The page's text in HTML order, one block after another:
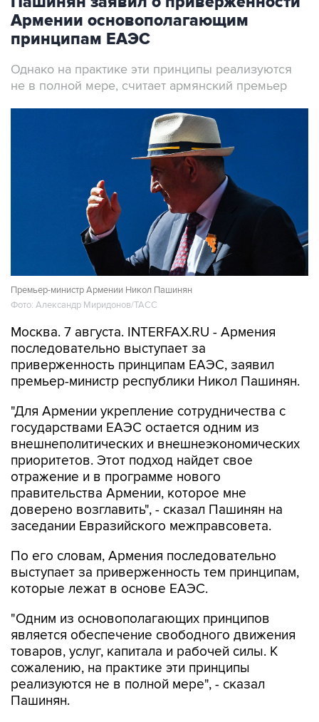
Армении основополагающим
принципам ЕАЭС
Однако на практике эти принципы реализуются
не в полной мере, считает армянский премьер
Премьер-министр Армении Никол Пашинян
Фото: Александр Миридонов/ТАСС
Москва. 7 августа. INTERFAX.RU - Армения
последовательно выступает за
приверженность принципам ЕАЭС, заявил
премьер-министр республики Никол Пашинян.
"Для Армении укрепление сотрудничества с
государствами ЕАЭС остается одним из
внешнеполитических и внешнеэкономических
приоритетов. Этот подход найдет свое
отражение и в программе нового
правительства Армении, которое мне
доверено возглавить", - сказал Пашинян на
заседании Евразийского межправсовета.
По его словам, Армения последовательно
выступает за приверженность тем принципам,
которые лежат в основе ЕАЭС.
"Одним из основополагающих принципов
является обеспечение свободного движения
товаров, услуг, капитала и рабочей силы. К
сожалению, на практике эти принципы
реализуются не в полной мере", - сказал
Пашинян.